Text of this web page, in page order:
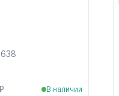
В наличии